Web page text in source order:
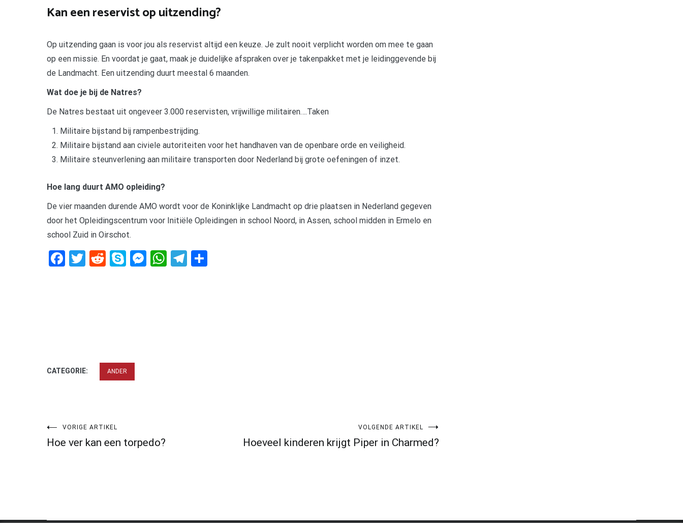
Kan een reservist op uitzending?
Op uitzending gaan is voor jou als reservist altijd een keuze. Je zult nooit verplicht worden om mee te gaan
op een missie. En voordat je gaat, maak je duidelijke afspraken over je takenpakket met je leidinggevende bij
de Landmacht. Een uitzending duurt meestal 6 maanden.
Wat doe je bij de Natres?
De Natres bestaat uit ongeveer 3.000 reservisten, vrijwillige militairen….Taken
Militaire bijstand bij rampenbestrijding.
Militaire bijstand aan civiele autoriteiten voor het handhaven van de openbare orde en veiligheid.
Militaire steunverlening aan militaire transporten door Nederland bij grote oefeningen of inzet.
Hoe lang duurt AMO opleiding?
De vier maanden durende AMO wordt voor de Koninklijke Landmacht op drie plaatsen in Nederland gegeven
door het Opleidingscentrum voor Initiële Opleidingen in school Noord, in Assen, school midden in Ermelo en
school Zuid in Oirschot.
Facebook
Twitter
RedditSkypeMessenger
WhatsApp
Telegram
CATEGORIE: ANDER
Bericht
navigatie
VORIGE ARTIKEL
Hoe ver kan een torpedo?
VOLGENDE ARTIKEL
Hoeveel kinderen krijgt Piper in Charmed?